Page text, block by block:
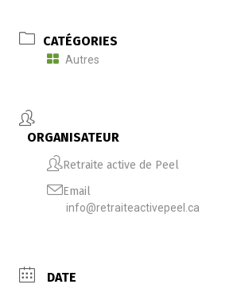
CATÉGORIES
Autres
ORGANISATEUR
Retraite active de Peel
Email
info@retraiteactivepeel.ca
DATE